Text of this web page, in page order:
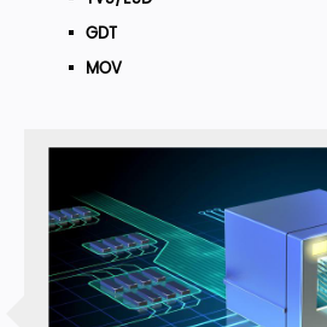
GDT
MOV